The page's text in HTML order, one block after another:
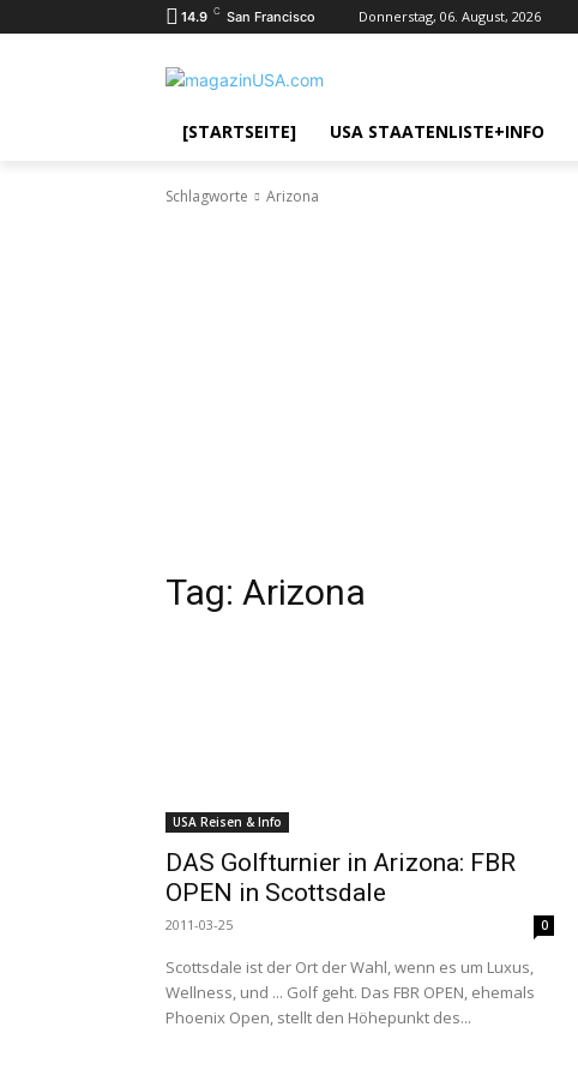
14.9 C San Francisco Donnerstag, 06. August, 2026
[STARTSEITE] USA STAATENLISTE+INFO
Schlagworte Arizona
Tag: Arizona
USA Reisen & Info
DAS Golfturnier in Arizona: FBR
OPEN in Scottsdale
2011-03-25 0
Scottsdale ist der Ort der Wahl, wenn es um Luxus,
Wellness, und ... Golf geht. Das FBR OPEN, ehemals
Phoenix Open, stellt den Höhepunkt des...